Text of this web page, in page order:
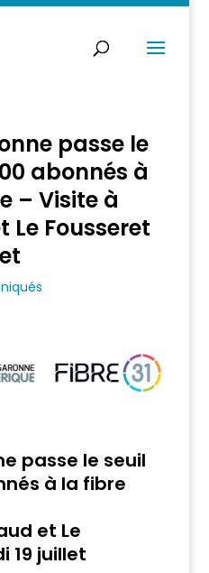
passe le
abonnés à
– Visite à
Fousseret
passe le seuil
à la fibre
et Le
19 juillet